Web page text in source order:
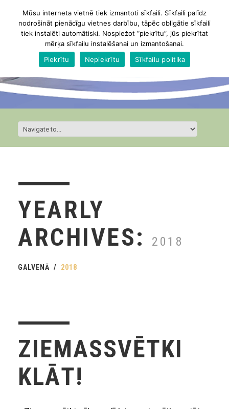
YEARLY
ARCHIVES:
2018
GALVENĀ 2018
ZIEMASSVĒTKI
KLĀT!
Mūsu interneta vietnē tiek izmantoti sīkfaili. Sīkfaili palīdz
nodrošināt pienācīgu vietnes darbību, tāpēc obligātie sīkfaili
tiek instalēti automātiski. Nospiežot “piekrītu”, jūs piekrītat
mērķa sīkfailu instalēšanai un izmantošanai.
Piekrītu
Nepiekrītu Sīkfailu politika